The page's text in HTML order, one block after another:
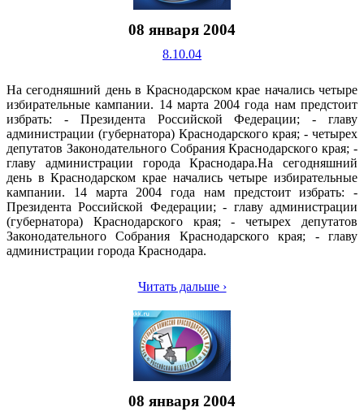
08 января 2004
8.10.04
На сегодняшний день в Краснодарском крае начались четыре
избирательные кампании. 14 марта 2004 года нам предстоит
избрать: - Президента Российской Федерации; - главу
администрации (губернатора) Краснодарского края; - четырех
депутатов Законодательного Собрания Краснодарского края; -
главу администрации города Краснодара.На сегодняшний
день в Краснодарском крае начались четыре избирательные
кампании. 14 марта 2004 года нам предстоит избрать: -
Президента Российской Федерации; - главу администрации
(губернатора) Краснодарского края; - четырех депутатов
Законодательного Собрания Краснодарского края; - главу
администрации города Краснодара.
Читать дальше ›
08 января 2004